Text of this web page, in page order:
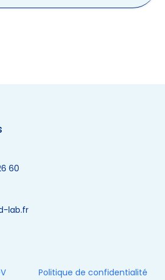
60
lab.fr
Politique de confidentialité